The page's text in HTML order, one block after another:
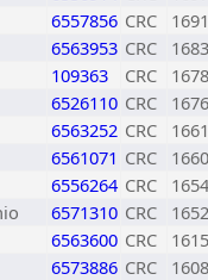
6557856 CRC
1691
6563953 CRC
1683
109363 CRC
1678
6526110 CRC
1676
6563252 CRC
1661
6561071 CRC
1660
6556264 CRC
1654
6571310 CRC
1652
6563600 CRC
1615
6573886 CRC
1608